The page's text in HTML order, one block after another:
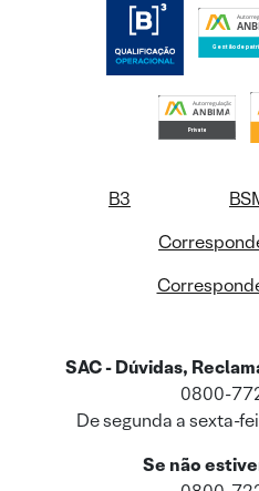
B3
SAC - Dúvidas,
0800-
De segunda a sexta-
Se não